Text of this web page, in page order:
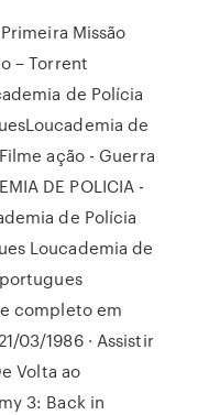
Missão
– Torrent
de Polícia
de
ação - Guerra
DE POLICIA -
de Polícia
Loucademia de
completo em
03/1986 · Assistir
Volta ao
3: Back in